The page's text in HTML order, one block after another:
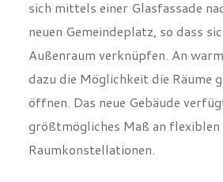
sich mittels einer Glasfassade
neuen Gemeindeplatz, so dass
Außenraum verknüpfen. An
dazu die Möglichkeit die Räume
öffnen. Das neue Gebäude
größtmögliches Maß an flexiblen
Raumkonstellationen.